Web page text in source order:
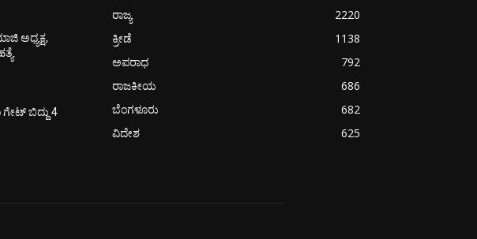
ಅಧ್ಯಕ್ಷ,
ಗೇಟ್‌ ಬಿದ್ದು 4
ರಾಜ್ಯ
2220
ಕ್ರೀಡೆ
1138
ಅಪರಾಧ
792
ರಾಜಕೀಯ
686
ಬೆಂಗಳೂರು
682
ವಿದೇಶ
625